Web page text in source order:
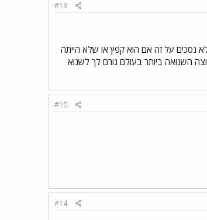
#13
נסכים על זה אם הוא קפץ או שלא הייתה
השנואה ביותר בעולם גורם לך לשנוא
#10
#14